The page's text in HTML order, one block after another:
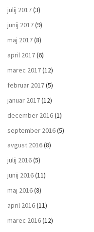
julij 2017(3)
junij 2017(9)
maj 2017(8)
april 2017(6)
marec 2017(12)
februar 2017(5)
januar 2017(12)
december 2016(1)
september 2016(5)
avgust 2016(8)
julij 2016(5)
junij 2016(11)
maj 2016(8)
april 2016(11)
marec 2016(12)